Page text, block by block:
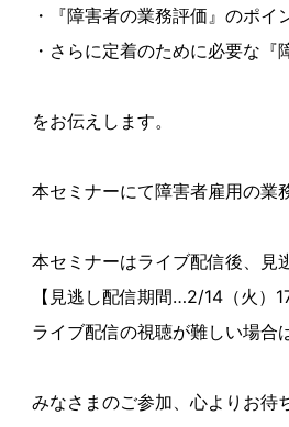
・『障害者の業務評価』のポイ
・さらに定着のために必要な『
をお伝えします。
本セミナーにて障害者雇用の業
本セミナーはライブ配信後、見
【見逃し配信期間…2/14（火）
ライブ配信の視聴が難しい場合
みなさまのご参加、心よりお待